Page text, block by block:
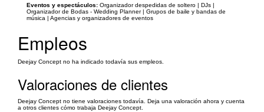
Eventos y espectáculos: Organizador despedidas de soltero | DJs |
Organizador de Bodas - Wedding Planner | Grupos de baile y bandas de
música | Agencias y organizadores de eventos
Empleos
Deejay Concept no ha indicado todavía sus empleos.
Valoraciones de clientes
Deejay Concept no tiene valoraciones todavía. Deja una valoración ahora y cuenta
a otros clientes cómo trabaja Deejay Concept.